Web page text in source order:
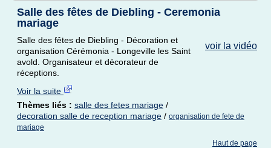
Salle des fêtes de Diebling - Ceremonia
mariage
voir la vidéo
Salle des fêtes de Diebling - Décoration et
organisation Cérémonia - Longeville les Saint
avold. Organisateur et décorateur de
réceptions.
Voir la suite
Thèmes liés : salle des fetes mariage /
decoration salle de reception mariage / organisation de fete de
mariage
Haut de page